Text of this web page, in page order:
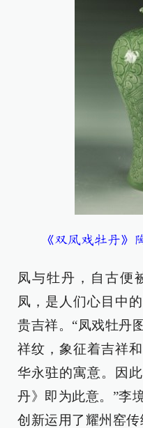
《双凤戏牡丹》
凤与牡丹，自古便
凤，是人们心目中
贵吉祥。“凤戏牡丹
祥纹，象征着吉祥
华永驻的寓意。因
丹》即为此意。”李
创新运用了耀州窑